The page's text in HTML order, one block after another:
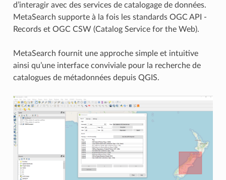
d’interagir avec des services de catalogage de données.
MetaSearch supporte à la fois les standards OGC API -
Records et OGC CSW (Catalog Service for the Web).
MetaSearch fournit une approche simple et intuitive
ainsi qu’une interface conviviale pour la recherche de
catalogues de métadonnées depuis QGIS.